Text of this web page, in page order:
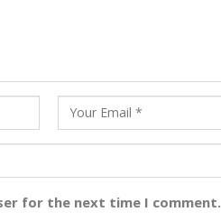
for the next time I comment.